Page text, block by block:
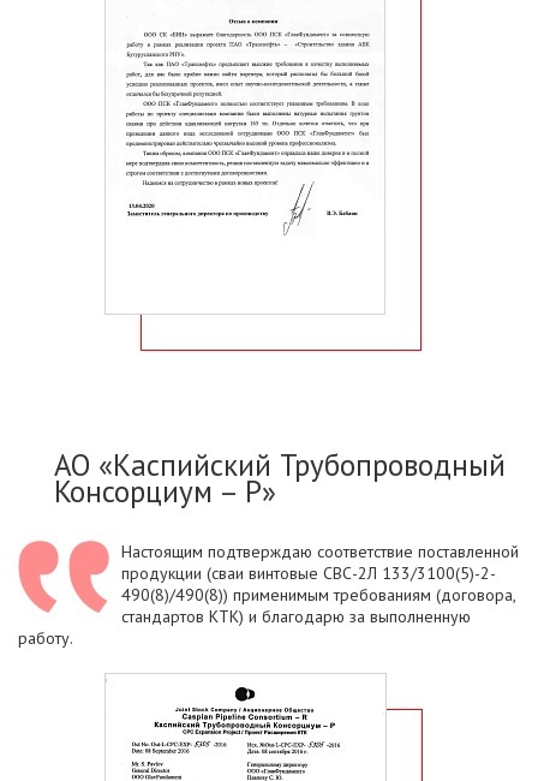
АО «Каспийский Трубопроводный
Консорциум – Р»
Настоящим подтверждаю соответствие поставленной
продукции (сваи винтовые СВС-2Л 133/3100(5)-2-
490(8)/490(8)) применимым требованиям (договора,
стандартов КТК) и благодарю за выполненную
работу.